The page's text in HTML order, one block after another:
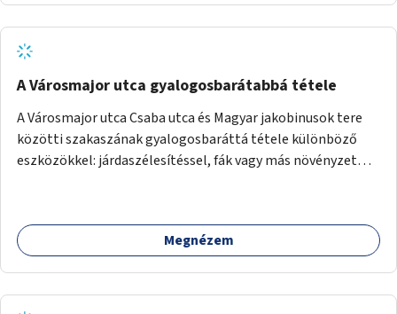
A Városmajor utca gyalogosbarátabbá tétele
A Városmajor utca Csaba utca és Magyar jakobinusok tere
közötti szakaszának gyalogosbaráttá tétele különböző
eszközökkel: járdaszélesítéssel, fák vagy más növényzet
Megnézem